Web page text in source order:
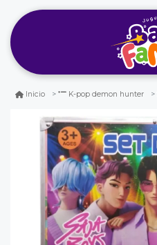
Inicio K-pop demon hunter